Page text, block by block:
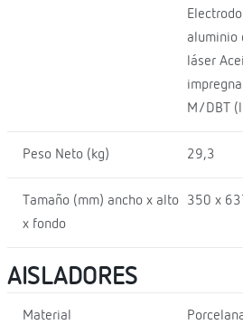
aluminio
láser
M/DBT
Peso Neto (kg) 29,3
Tamaño (mm) ancho x alto
x fondo
350 x
AISLADORES
Material